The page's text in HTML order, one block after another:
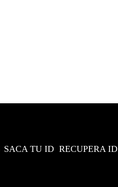
SACA TU ID RECUPERA ID